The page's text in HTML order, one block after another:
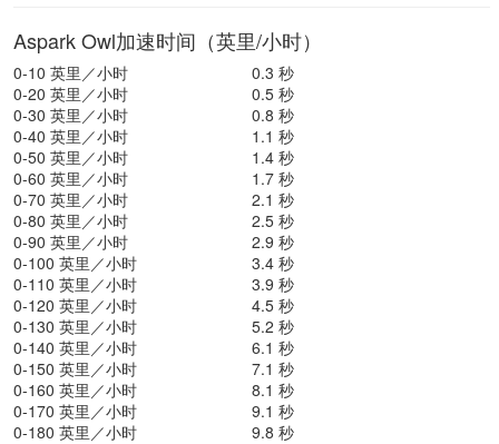
Aspark Owl加速时间（英里/小时）
0-10 英里／小时
0.3 秒
0-20 英里／小时
0.5 秒
0-30 英里／小时
0.8 秒
0-40 英里／小时
1.1 秒
0-50 英里／小时
1.4 秒
0-60 英里／小时
1.7 秒
0-70 英里／小时
2.1 秒
0-80 英里／小时
2.5 秒
0-90 英里／小时
2.9 秒
0-100 英里／小时
3.4 秒
0-110 英里／小时
3.9 秒
0-120 英里／小时
4.5 秒
0-130 英里／小时
5.2 秒
0-140 英里／小时
6.1 秒
0-150 英里／小时
7.1 秒
0-160 英里／小时
8.1 秒
0-170 英里／小时
9.1 秒
0-180 英里／小时
9.8 秒